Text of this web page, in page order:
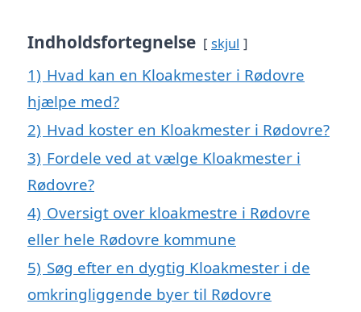
Indholdsfortegnelse skjul
1) Hvad kan en Kloakmester i Rødovre
hjælpe med?
2) Hvad koster en Kloakmester i Rødovre?
3) Fordele ved at vælge Kloakmester i
Rødovre?
4) Oversigt over kloakmestre i Rødovre
eller hele Rødovre kommune
5) Søg efter en dygtig Kloakmester i de
omkringliggende byer til Rødovre